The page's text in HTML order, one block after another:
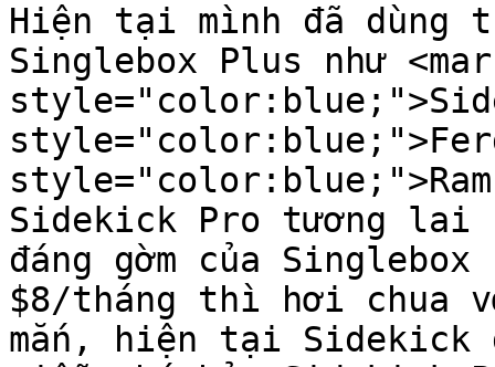
Hiện tại mình đã dùng
Singlebox Plus như
Sidekick Pro tương
đáng gờm của
$8/tháng thì hơi chua
mắn, hiện tại Sidekick